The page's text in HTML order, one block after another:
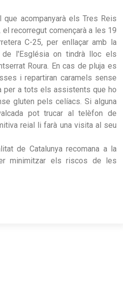
acompanyarà els Tres Reis
recorregut començarà a les 19
C-25, per enllaçar amb la
l'Església on tindrà lloc els
Roura. En cas de pluja es
i repartiran caramels sense
per a tots els assistents que ho
gluten pels celíacs. Si alguna
pot trucar al telèfon de
reial li farà una visita al seu
de Catalunya recomana a la
minimitzar els riscos de les